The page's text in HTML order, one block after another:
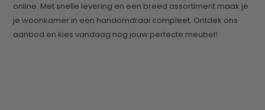
online. Met snelle levering en een breed assortiment maak je
je woonkamer in een handomdraai compleet. Ontdek ons
aanbod en kies vandaag nog jouw perfecte meubel!